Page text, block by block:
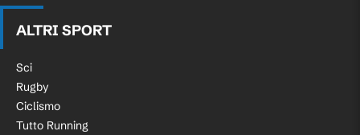
ALTRI SPORT
Sci
Rugby
Ciclismo
Tutto Running